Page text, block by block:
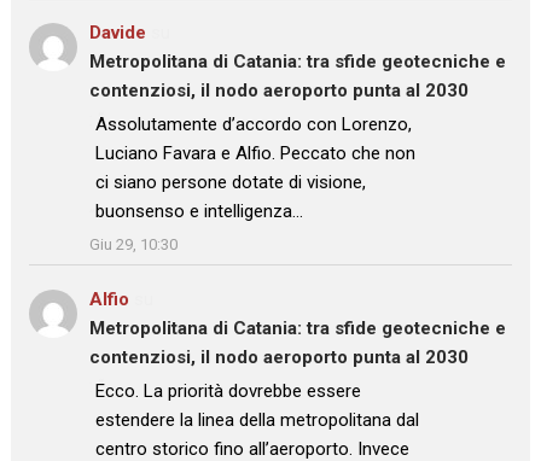
Davide
Metropolitana di Catania: tra sfide geotecniche e
contenziosi, il nodo aeroporto punta al 2030
: “
Assolutamente d’accordo con Lorenzo,
Luciano Favara e Alfio. Peccato che non
ci siano persone dotate di visione,
buonsenso e intelligenza…
”
Giu 29, 10:30
Alfio
Metropolitana di Catania: tra sfide geotecniche e
contenziosi, il nodo aeroporto punta al 2030
: “
Ecco. La priorità dovrebbe essere
estendere la linea della metropolitana dal
centro storico fino all’aeroporto. Invece